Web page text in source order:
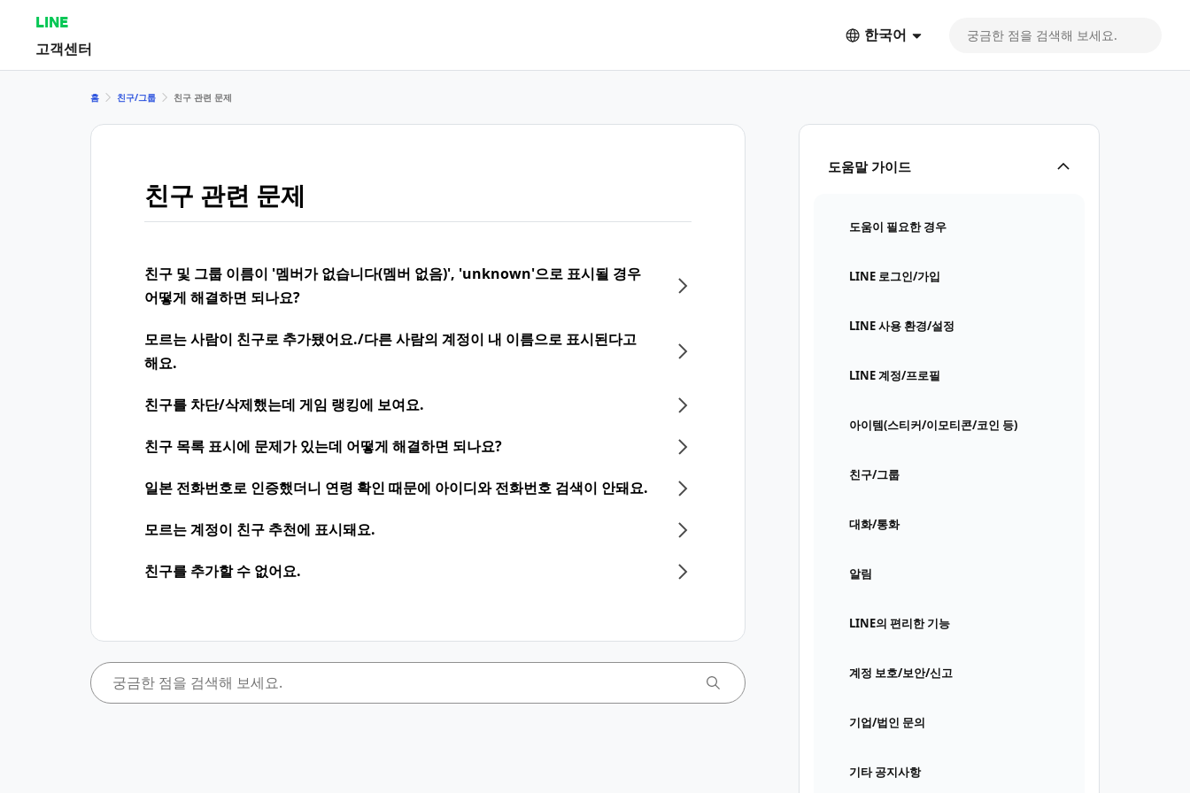
LINE
고객센터
한국어
도움말 가이드
도움이 필요한 경우
LINE 로그인/가입
LINE 사용 환경/설정
LINE 계정/프로필
아이템(스티커/이모티콘/코인 등)
친구/그룹
대화/통화
알림
LINE의 편리한 기능
계정 보호/보안/신고
기업/법인 문의
기타 공지사항
홈 친구/그룹 친구 관련 문제
친구 관련 문제
친구 및 그룹 이름이 '멤버가 없습니다(멤버 없음)', 'unknown'으로 표시될 경우
어떻게 해결하면 되나요?
모르는 사람이 친구로 추가됐어요./다른 사람의 계정이 내 이름으로 표시된다고
해요.
친구를 차단/삭제했는데 게임 랭킹에 보여요.
친구 목록 표시에 문제가 있는데 어떻게 해결하면 되나요?
일본 전화번호로 인증했더니 연령 확인 때문에 아이디와 전화번호 검색이 안돼요.
모르는 계정이 친구 추천에 표시돼요.
친구를 추가할 수 없어요.